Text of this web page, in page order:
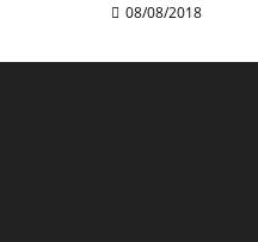
08/08/2018